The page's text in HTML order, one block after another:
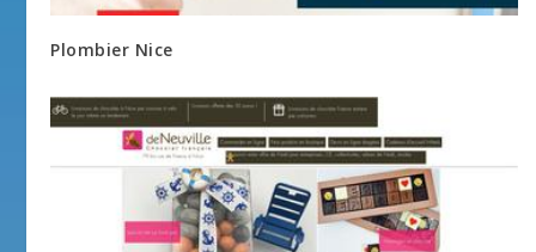
Plombier Nice